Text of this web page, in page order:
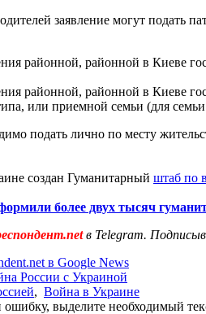
заявление могут подать
районной, районной в Киеве
районной, районной в Киеве
или приемной семьи (для
подать лично по месту
создан Гуманитарный штаб по
более двух тысяч
в Telegram.
в Google News
России с Украиной
, Война в Украине
выделите необходимый